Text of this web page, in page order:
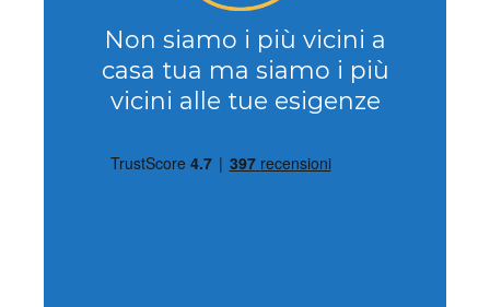
Non siamo i più vicini a
casa tua ma siamo i più
vicini alle tue esigenze